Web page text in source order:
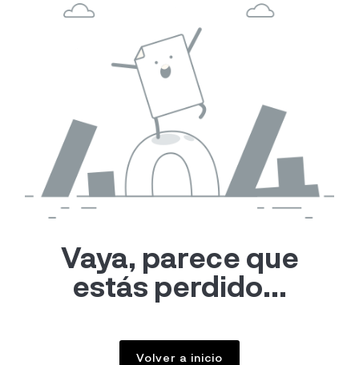
Vaya, parece que
estás perdido...
Volver a inicio